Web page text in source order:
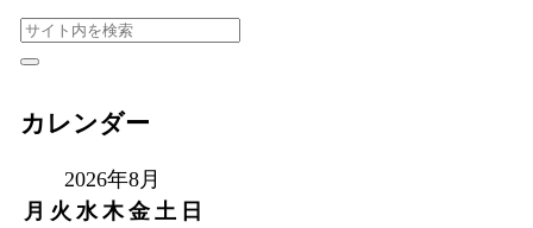
カレンダー
2026年8月
月 火 水 木 金 土 日